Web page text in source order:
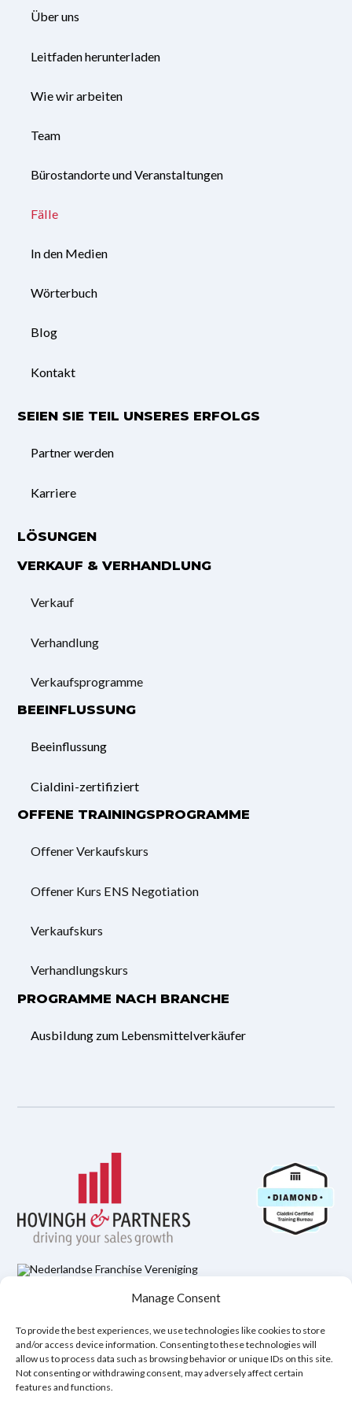
Manage Consent
To provide the best experiences, we use technologies like cookies to store
and/or access device information. Consenting to these technologies will
allow us to process data such as browsing behavior or unique IDs on this site.
Not consenting or withdrawing consent, may adversely affect certain
features and functions.
Über uns
Leitfaden herunterladen
Wie wir arbeiten
Team
Bürostandorte und Veranstaltungen
Fälle
In den Medien
Wörterbuch
Blog
Kontakt
SEIEN SIE TEIL UNSERES ERFOLGS
Partner werden
Karriere
LÖSUNGEN
VERKAUF & VERHANDLUNG
Verkauf
Verhandlung
Verkaufsprogramme
BEEINFLUSSUNG
Beeinflussung
Cialdini-zertifiziert
OFFENE TRAININGSPROGRAMME
Offener Verkaufskurs
Offener Kurs ENS Negotiation
Verkaufskurs
Verhandlungskurs
PROGRAMME NACH BRANCHE
Ausbildung zum Lebensmittelverkäufer
Datenschutzbestimmungen
Rechtlicher Hinweis
Cookie-Richtlinie (EU)
Copyright © 2026
Hovingh & Partners